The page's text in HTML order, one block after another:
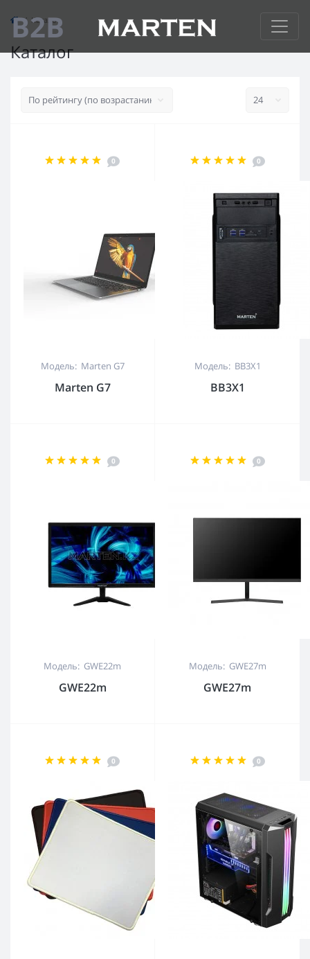
B2B
Каталог
Каталог
0
Модель: Marten G7
Marten G7
0
Модель: BB3X1
BB3X1
0
Модель: GWE22m
GWE22m
0
Модель: GWE27m
GWE27m
0 0